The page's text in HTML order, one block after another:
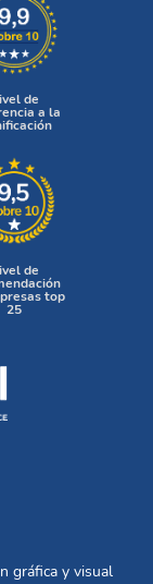
de
a la
de
top
25
gráfica y visual